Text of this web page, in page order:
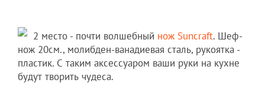
2 место - почти волшебный нож Suncraft. Шеф-
нож 20см., молибден-ванадиевая сталь, рукоятка -
пластик. С таким аксессуаром ваши руки на кухне
будут творить чудеса.